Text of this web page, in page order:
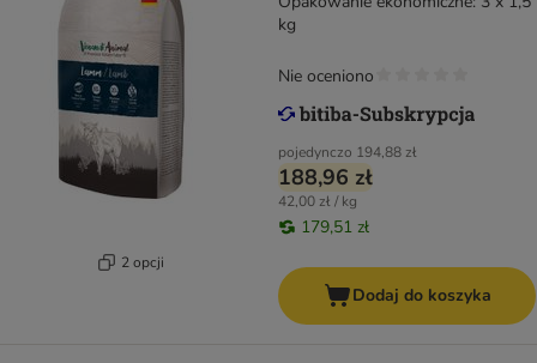
2 opcji
kg
pojedynczo 194,88 zł
188,96 zł
42,00 zł / kg
179,51 zł
Nie oceniono
Dodaj do koszyka